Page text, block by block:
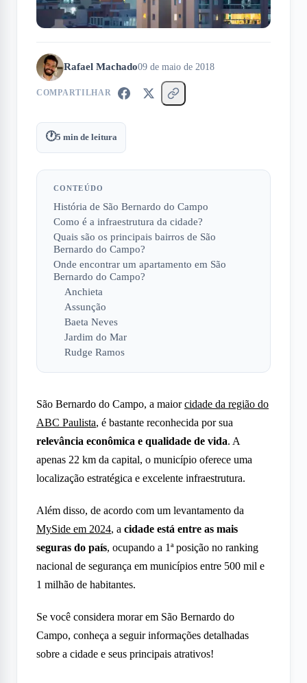
Rafael Machado09 de maio de 2018
COMPARTILHAR
🕐5 min de leitura
CONTEÚDO
História de São Bernardo do Campo
Como é a infraestrutura da cidade?
Quais são os principais bairros de São
Bernardo do Campo?
Onde encontrar um apartamento em São
Bernardo do Campo?
Anchieta
Assunção
Baeta Neves
Jardim do Mar
Rudge Ramos
São Bernardo do Campo, a maiorcidade da região do
ABC Paulista, é bastante reconhecida por sua
relevância econômica e qualidade de vida. A
apenas 22 km da capital, o município oferece uma
localização estratégica e excelente infraestrutura.
Além disso, de acordo com um levantamento da
MySide em 2024, a cidade está entre as mais
seguras do país, ocupando a 1ª posição no ranking
nacional de segurança em municípios entre 500 mil e
1 milhão de habitantes.
Se você considera morar em São Bernardo do
Campo, conheça a seguir informações detalhadas
sobre a cidade e seus principais atrativos!